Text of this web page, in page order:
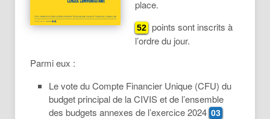
place.
52 points sont inscrits à
l’ordre du jour.
Parmi eux :
Le vote du Compte Financier Unique (CFU) du
budget principal de la CIVIS et de l’ensemble
des budgets annexes de l’exercice 202403